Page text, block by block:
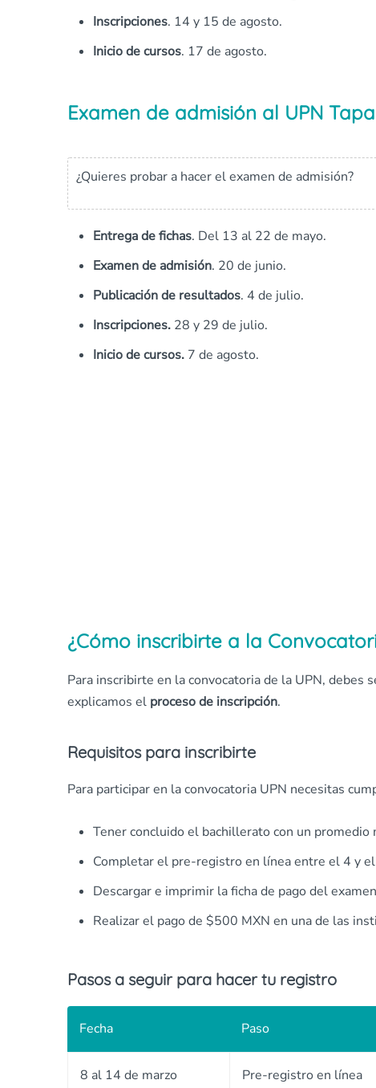
Inscripciones. 14 y 15 de agosto.
Inicio de cursos. 17 de agosto.
Examen de admisión al UPN
¿Quieres probar a hacer el examen de admisión?
Entrega de fichas. Del 13 al 22 de mayo.
Examen de admisión. 20 de junio.
Publicación de resultados. 4 de julio.
Inscripciones. 28 y 29 de julio.
Inicio de cursos. 7 de agosto.
¿Cómo inscribirte a la
Para inscribirte en la convocatoria de la UPN, debes
explicamos el proceso de inscripción.
Requisitos para inscribirte
Para participar en la convocatoria UPN necesitas
Tener concluido el bachillerato con un promedio
Completar el pre-registro en línea entre el 4 y
Descargar e imprimir la ficha de pago del
Realizar el pago de $500 MXN en una de las
Pasos a seguir para hacer tu registro
Fecha Paso
8 al 14 de marzo Pre-registro en línea